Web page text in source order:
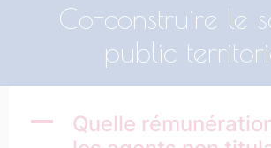
Co-construire le
public
A
Quelle